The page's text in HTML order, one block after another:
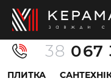
38 067
ПЛИТКА